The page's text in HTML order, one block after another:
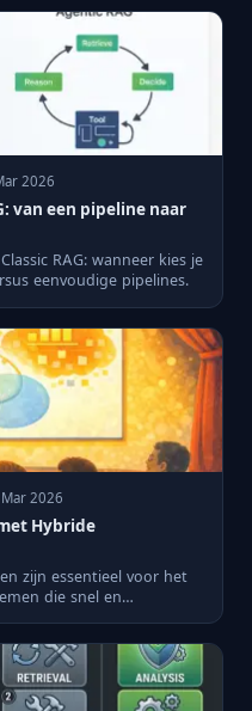
2026
van een pipeline naar
RAG: wanneer kies je
eenvoudige pipelines.
2026
Hybride
zijn essentieel voor het
die snel en